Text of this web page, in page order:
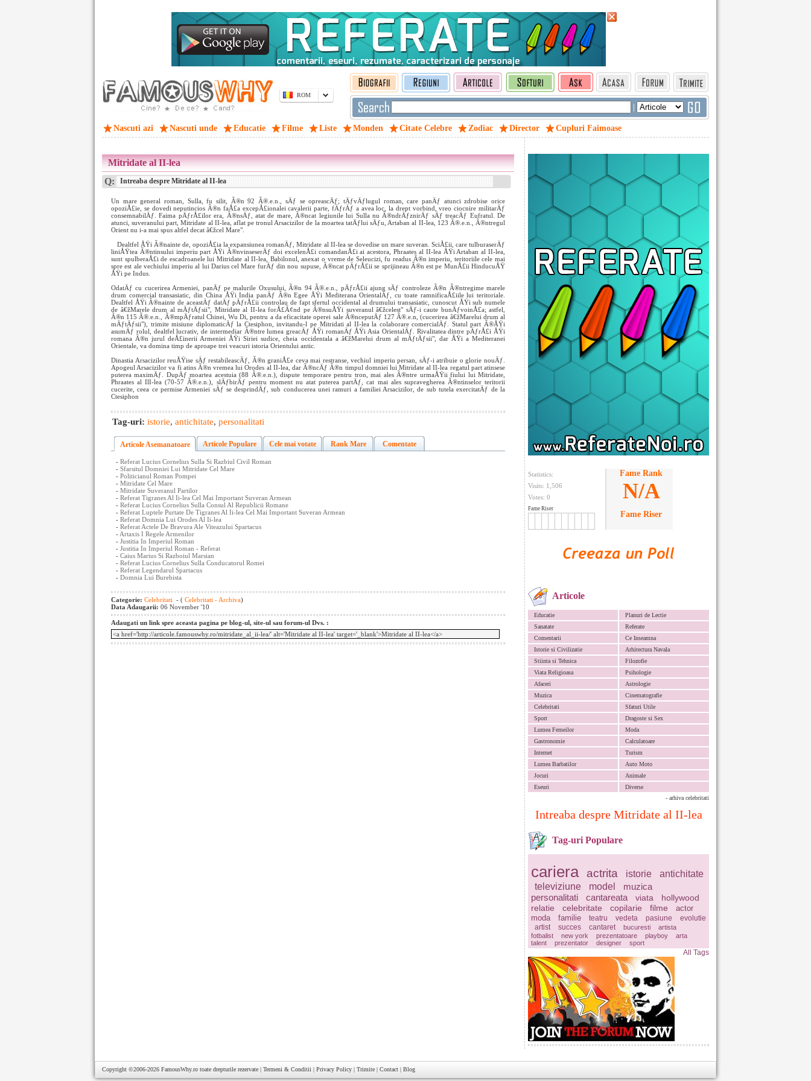
ROM
|
Nascuti azi Nascuti unde Educatie Filme Liste Monden Citate Celebre Zodiac Director Cupluri Faimoase
Statistics:
Visits: 1,506
Votes: 0
Fame Riser
Fame Rank
N/A
Fame Riser
Articole
Educatie
Planuri de Lectie
Sanatate
Referate
Comentarii
Ce Inseamna
Istorie si Civilizatie
Arhitectura Navala
Stiinta si Tehnica
Filozofie
Viata Religioasa
Psihologie
Afaceri
Astrologie
Muzica
Cinematografie
Celebritati
Sfaturi Utile
Sport
Dragoste si Sex
Lumea Femeilor
Moda
Gastronomie
Calculatoare
Internet
Turism
Lumea Barbatilor
Auto Moto
Jocuri
Animale
Eseuri
Diverse
- arhiva celebritati
Intreaba despre Mitridate al II-lea
Tag-uri Populare
cariera actrita istorie
antichitate
televiziune
model
muzica
personalitati
cantareata viata
hollywood
relatie
celebritate copilarie filme
actor
moda
familie teatru vedeta pasiune
evolutie
artist
succes cantaret bucuresti
artista
fotbalist
new york prezentatoare playboy
arta
talent
prezentator designer sport
All Tags
Mitridate al II-lea
Q: Intreaba despre Mitridate al II-lea
Un mare general roman, Sulla, fu silit, Ã®n 92 Ã®.e.n., sÄƒ se opreascÄƒ; tÄƒvÄƒlugul roman, care panÄƒ atunci zdrobise orice
opoziÅ£ie, se dovedi neputincios Ã®n faÅ£a excepÅ£ionalei cavalerii parte, fÄƒrÄƒ a avea loc, la drept vorbind, vreo ciocnire militarÄƒ
consemnabilÄƒ. Faima pÄƒrÅ£ilor era, Ã®nsÄƒ, atat de mare, Ã®ncat legiunile lui Sulla nu Ã®ndrÄƒznirÄƒ sÄƒ treacÄƒ Eufratul. De
atunci, suveranului part, Mitridate al II-lea, aflat pe tronul Arsacizilor de la moartea tatÄƒlui sÄƒu, Artaban al II-lea, 123 Ã®.e.n., Ã®ntregul
Orient nu i-a mai spus altfel decat â€žcel Mare".
Dealtfel ÅŸi Ã®nainte de, opoziÅ£ia la expansiunea romanÄƒ, Mitridate al II-lea se dovedise un mare suveran. SciÅ£ii, care tulburaserÄƒ
liniÅŸtea Ã®ntinsului imperiu part ÅŸi Ã®nvinseserÄƒ doi excelenÅ£i comandanÅ£i ai acestora, Phraates al II-lea ÅŸi Artaban al II-lea,
sunt spulberaÅ£i de escadroanele lui Mitridate al II-lea, Babilonul, anexat o vreme de Seleucizi, fu readus Ã®n imperiu, teritoriile cele mai
spre est ale vechiului imperiu al lui Darius cel Mare furÄƒ din nou supuse, Ã®ncat pÄƒrÅ£ii se sprijineau Ã®n est pe MunÅ£ii HinducuÅŸ
ÅŸi pe Indus.
OdatÄƒ cu cucerirea Armeniei, panÄƒ pe malurile Oxusului, Ã®n 94 Ã®.e.n., pÄƒrÅ£ii ajung sÄƒ controleze Ã®n Ã®ntregime marele
drum comercial transasiatic, din China ÅŸi India panÄƒ Ã®n Egee ÅŸi Mediterana OrientalÄƒ, cu toate ramnificaÅ£iile lui teritoriale.
Dealtfel ÅŸi Ã®nainte de aceastÄƒ datÄƒ pÄƒrÅ£ii controlau de fapt sfertul occidental al drumului transasiatic, cunoscut ÅŸi sub numele
de â€žMarele drum al mÄƒtÄƒsii", Mitridate al II-lea forÅ£Ã¢nd pe Ã®nsuÅŸi suveranul â€žcelest" sÄƒ-i caute bunÄƒvoinÅ£a; astfel,
Ã®n 115 Ã®.e.n., Ã®mpÄƒratul Chinei, Wu Di, pentru a da eficacitate operei sale Ã®nceputÄƒ 127 Ã®.e.n, (cucerirea â€žMarelui drum al
mÄƒtÄƒsii"), trimite misiune diplomaticÄƒ la Ctesiphon, invitandu-l pe Mitridati al II-lea la colaborare comercialÄƒ. Statul part Ã®ÅŸi
asumÄƒ rolul, dealtfel lucrativ, de intermediar Ã®ntre lumea greacÄƒ ÅŸi romanÄƒ ÅŸi Asia OrientalÄƒ. Rivalitatea dintre pÄƒrÅ£i ÅŸi
romana Ã®n jurul deÅ£inerii Armeniei ÅŸi Siriei sudice, cheia occidentala a â€žMarelui drum al mÄƒtÄƒsii", dar ÅŸi a Mediteranei
Orientale, va domina timp de aproape trei veacuri istoria Orientului antic.
Dinastia Arsacizilor reuÅŸise sÄƒ restabileascÄƒ, Ã®n graniÅ£e ceva mai restranse, vechiul imperiu persan, sÄƒ-i atribuie o glorie nouÄƒ.
Apogeul Arsacizilor va fi atins Ã®n vremea lui Orodes al II-lea, dar Ã®ncÄƒ Ã®n timpul domniei lui Mitridate al II-lea regatul part atinsese
puterea maximÄƒ. DupÄƒ moartea acestuia (88 Ã®.e.n.), dispute temporare pentru tron, mai ales Ã®ntre urmaÅŸii fiului lui Mitridate,
Phraates al IlI-lea (70-57 Ã®.e.n.), slÄƒbirÄƒ pentru moment nu atat puterea partÄƒ, cat mai ales supravegherea Ã®ntinselor teritorii
cucerite, ceea ce permise Armeniei sÄƒ se desprindÄƒ, sub conducerea unei ramuri a familiei Arsacizilor, de sub tutela exercitatÄƒ de la
Ctesiphon
Tag-uri: istorie, antichitate, personalitati
Articole Asemanatoare Articole Populare Cele mai votate Rank Mare Comentate
- Referat Lucius Cornelius Sulla Si Razbiul Civil Roman
- Sfarsitul Domniei Lui Mitridate Cel Mare
- Politicianul Roman Pompei
- Mitridate Cel Mare
- Mitridate Suveranul Partilor
- Referat Tigranes Al Ii-lea Cel Mai Important Suveran Armean
- Referat Lucius Cornelius Sulla Consul Al Republicii Romane
- Referat Luptele Purtate De Tigranes Al Ii-lea Cel Mai Important Suveran Armean
- Referat Domnia Lui Orodes Al Ii-lea
- Referat Actele De Bravura Ale Viteazului Spartacus
- Artaxis I Regele Armenilor
- Justitia In Imperiul Roman
- Justitia In Imperiul Roman - Referat
- Caius Marius Si Razboiul Marsian
- Referat Lucius Cornelius Sulla Conducatorul Romei
- Referat Legendarul Spartacus
- Domnia Lui Burebista
Categorie: Celebritati - ( Celebritati - Archiva)
Data Adaugarii: 06 November '10
Adaugati un link spre aceasta pagina pe blog-ul, site-ul sau forum-ul Dvs. :
Copyright ©2006-2026 FamousWhy.ro toate drepturile rezervate | Termeni & Conditii | Privacy Policy | Trimite | Contact | Blog